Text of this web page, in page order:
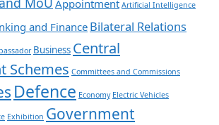
Appointment Artificial Intelligence
and Finance Bilateral Relations
Business Central
Schemes Committees and Commissions
Defence Economy Electric Vehicles
Exhibition Government